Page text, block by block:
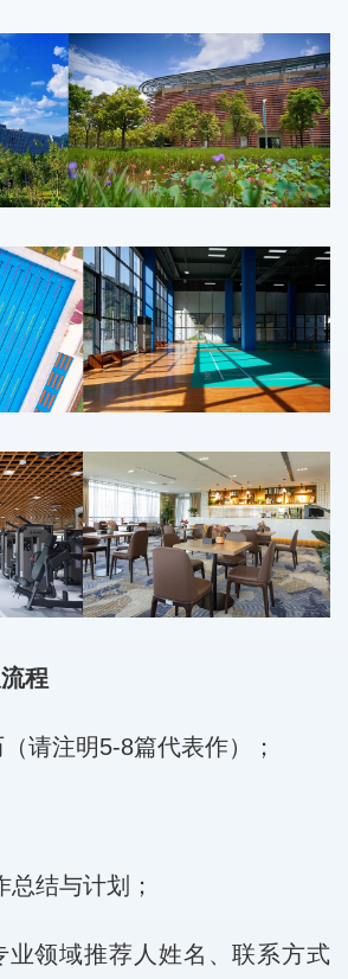
程
请注明5-8篇代表作）；
总结与计划；
业领域推荐人姓名、联系方式